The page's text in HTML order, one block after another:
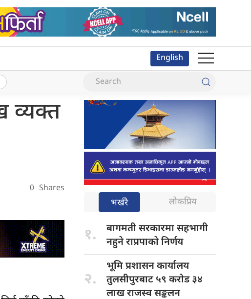
English
व्यक्त
0 Shares
भर्खरै लोकप्रिय
१. बागमती सरकारमासहभागी
नहुने राप्रपाकाे निर्णय
२.
भूमि प्रशासनकार्यालय
तुलसीपुरबाट ५९ करोड ३४
लाख राजस्व सङ्कलन